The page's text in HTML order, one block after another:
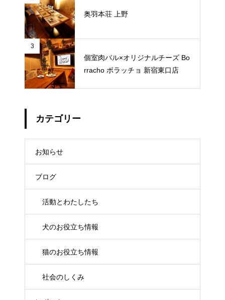
奥羽本荘 上野
3
個室肉バル×オリジナルチーズ Bo
rracho ボラッチョ 新宿東口店
カテゴリー
お知らせ
ブログ
活動とわたしたち
犬のお役立ち情報
猫のお役立ち情報
社会のしくみ